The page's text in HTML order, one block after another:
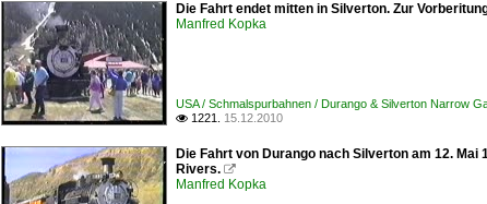
Die Fahrt endet mitten in Silverton. Zur
Manfred Kopka
USA / Schmalspurbahnen / Durango & Silverton Narrow
 1221. 15.12.2010
Die Fahrt von Durango nach Silverton am 12.
Rivers. 
Manfred Kopka